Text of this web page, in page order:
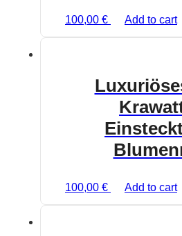
100,00 € Add to cart
100,00 € Add to cart